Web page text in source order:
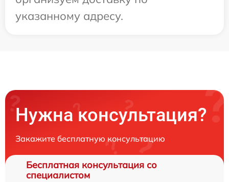
указанному адресу.
Нужна консультация?
Закажите бесплатную консультацию
Бесплатная консультация со
специалистом